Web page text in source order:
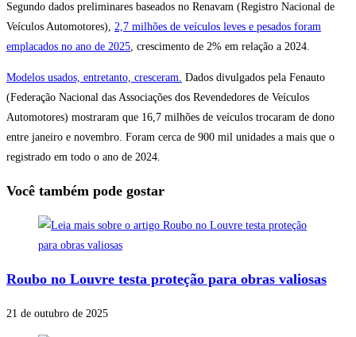
Segundo dados preliminares baseados no Renavam (Registro Nacional de
Veículos Automotores), 2,7 milhões de veículos leves e pesados foram
emplacados no ano de 2025, crescimento de 2% em relação a 2024.
Modelos usados, entretanto, cresceram. Dados divulgados pela Fenauto
(Federação Nacional das Associações dos Revendedores de Veículos
Automotores) mostraram que 16,7 milhões de veículos trocaram de dono
entre janeiro e novembro. Foram cerca de 900 mil unidades a mais que o
registrado em todo o ano de 2024.
Você também pode gostar
Roubo no Louvre testa proteção para obras valiosas
21 de outubro de 2025